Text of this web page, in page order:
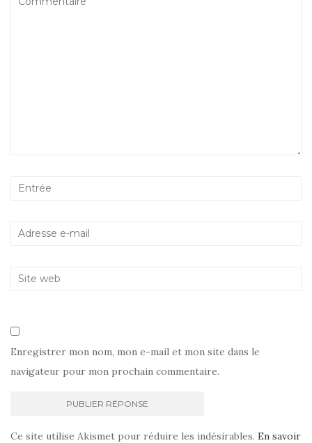
Enregistrer mon nom, mon e-mail et mon site dans le
navigateur pour mon prochain commentaire.
Ce site utilise Akismet pour réduire les indésirables. En savoir